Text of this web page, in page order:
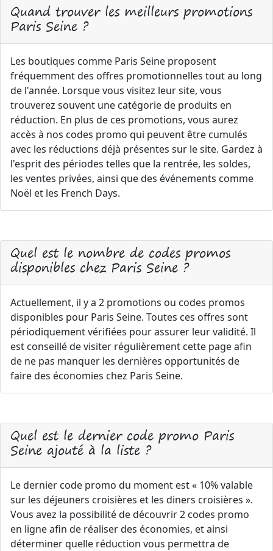
Quand trouver les meilleurs promotions
Paris Seine ?
Les boutiques comme Paris Seine proposent
fréquemment des offres promotionnelles tout au long
de l'année. Lorsque vous visitez leur site, vous
trouverez souvent une catégorie de produits en
réduction. En plus de ces promotions, vous aurez
accès à nos codes promo qui peuvent être cumulés
avec les réductions déjà présentes sur le site. Gardez à
l'esprit des périodes telles que la rentrée, les soldes,
les ventes privées, ainsi que des événements comme
Noël et les French Days.
Quel est le nombre de codes promos
disponibles chez Paris Seine ?
Actuellement, il y a 2 promotions ou codes promos
disponibles pour Paris Seine. Toutes ces offres sont
périodiquement vérifiées pour assurer leur validité. Il
est conseillé de visiter régulièrement cette page afin
de ne pas manquer les dernières opportunités de
faire des économies chez Paris Seine.
Quel est le dernier code promo Paris
Seine ajouté à la liste ?
Le dernier code promo du moment est « 10% valable
sur les déjeuners croisières et les diners croisières ».
Vous avez la possibilité de découvrir 2 codes promo
en ligne afin de réaliser des économies, et ainsi
déterminer quelle réduction vous permettra de